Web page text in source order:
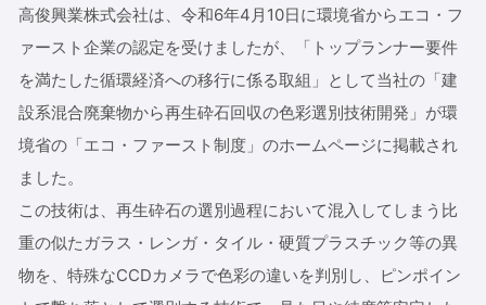
高俊興業株式会社は、令和6年4月10日に環境省からエコ・フ
ァースト企業の認定を受けましたが、「トップランナー要件
を満たした循環経済への移行に係る取組」として当社の「建
設系混合廃棄物から再生砕石回収の色彩選別技術開発」が環
境省の「エコ・ファースト制度」のホームページに掲載され
ました。
この技術は、再生砕石の選別過程において混入してしまう比
重の似たガラス・レンガ・タイル・硬質プラスチック等の異
物を、特殊なCCDカメラで色彩の違いを判別し、ピンポイン